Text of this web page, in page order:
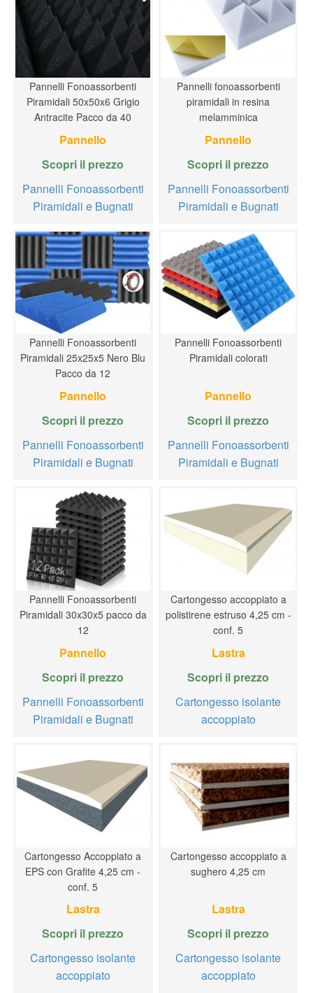
Pannelli Fonoassorbenti
Piramidali 50x50x6 Grigio
Antracite Pacco da 40
Pannello
Scopri il prezzo
Pannelli Fonoassorbenti
Piramidali e Bugnati
Pannelli fonoassorbenti
piramidali in resina
melamminica
Pannello
Scopri il prezzo
Pannelli Fonoassorbenti
Piramidali e Bugnati
Pannelli Fonoassorbenti
Piramidali 25x25x5 Nero Blu
Pacco da 12
Pannello
Scopri il prezzo
Pannelli Fonoassorbenti
Piramidali e Bugnati
Pannelli Fonoassorbenti
Piramidali colorati
Pannello
Scopri il prezzo
Pannelli Fonoassorbenti
Piramidali e Bugnati
Pannelli Fonoassorbenti
Piramidali 30x30x5 pacco da
12
Pannello
Scopri il prezzo
Pannelli Fonoassorbenti
Piramidali e Bugnati
Cartongesso accoppiato a
polistirene estruso 4,25 cm -
conf. 5
Lastra
Scopri il prezzo
Cartongesso isolante
accoppiato
Cartongesso Accoppiato a
EPS con Grafite 4,25 cm -
conf. 5
Lastra
Scopri il prezzo
Cartongesso isolante
accoppiato
Cartongesso accoppiato a
sughero 4,25 cm
Lastra
Scopri il prezzo
Cartongesso isolante
accoppiato